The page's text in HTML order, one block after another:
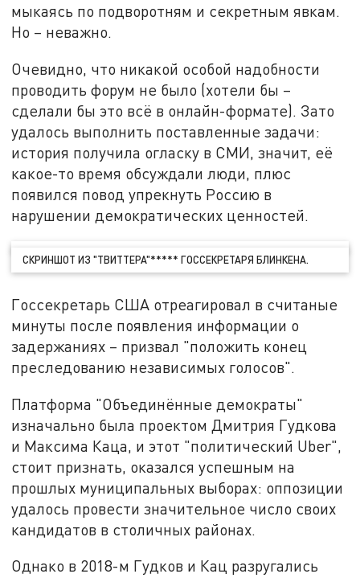
мыкаясь по подворотням и секретным явкам.
Но – неважно.
Очевидно, что никакой особой надобности
проводить форум не было (хотели бы –
сделали бы это всё в онлайн-формате). Зато
удалось выполнить поставленные задачи:
история получила огласку в СМИ, значит, её
какое-то время обсуждали люди, плюс
появился повод упрекнуть Россию в
нарушении демократических ценностей.
СКРИНШОТ ИЗ "ТВИТТЕРА"***** ГОССЕКРЕТАРЯ БЛИНКЕНА.
Госсекретарь США отреагировал в считаные
минуты после появления информации о
задержаниях – призвал "положить конец
преследованию независимых голосов".
Платформа "Объединённые демократы"
изначально была проектом Дмитрия Гудкова
и Максима Каца, и этот "политический Uber",
стоит признать, оказался успешным на
прошлых муниципальных выборах: оппозиции
удалось провести значительное число своих
кандидатов в столичных районах.
Однако в 2018-м Гудков и Кац разругались